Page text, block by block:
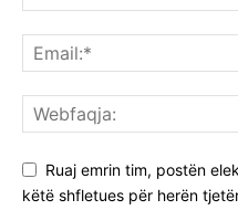
Ruaj emrin tim, postën
këtë shfletues për herën